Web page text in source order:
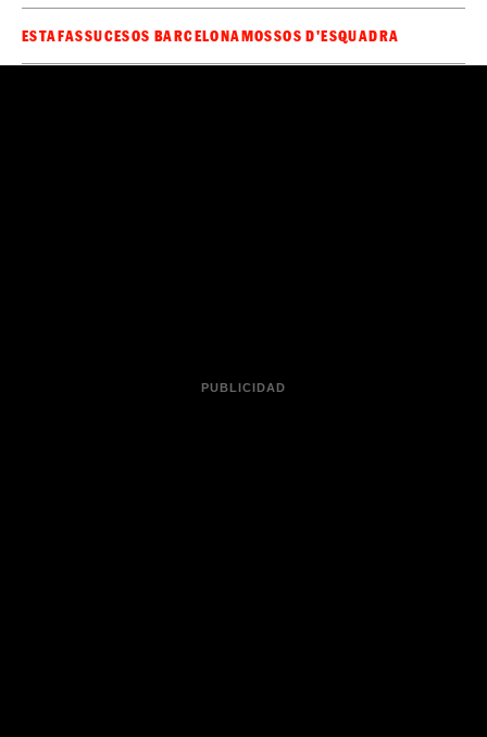
ESTAFASSUCESOS BARCELONAMOSSOS D'ESQUADRA